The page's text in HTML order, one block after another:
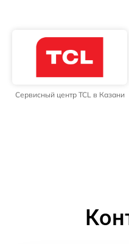
Сервисный центр TCL в Казани